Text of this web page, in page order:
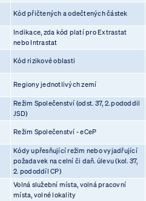
Kód přičtených a odečtených částek
Indikace, zda kód platí pro Extrastat
nebo Intrastat
Kód rizikové oblasti
Regiony jednotlivých zemí
Režim Společenství (odst. 37, 2. pododdil
JSD)
Režim Společenství - eCeP
Kódy upřesňující režim nebo vyjadřující
požadavek na celní či daň. úlevu (kol. 37,
2. pododdíl CP)
Volná služební místa, volná pracovní
místa, volné lokality